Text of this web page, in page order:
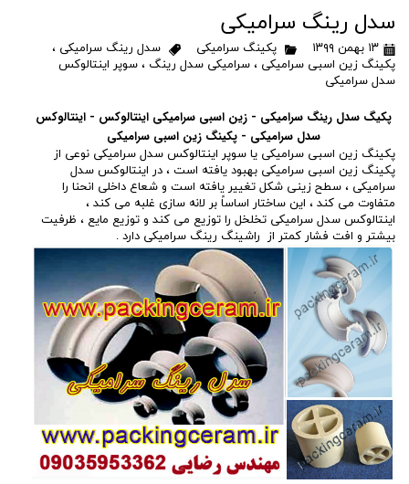
سدل رینگ سرامیکی
۱۳ بهمن ۱۳۹۹ پکینگ سرامیکی سدل رینگ سرامیکی ،
پکینگ زین اسبی سرامیکی ، سرامیکی سدل رینگ ، سوپر اینتالوکس
سدل سرامیکی
پکیگ سدل رینگ سرامیکی - زین اسبی سرامیکی اینتالوکس - اینتالوکس
سدل سرامیکی - پکینگ زین اسبی سرامیکی
پکینگ زین اسبی سرامیکی یا سوپر اینتالوکس سدل سرامیکی نوعی از
پکینگ زین اسبی سرامیکی بهبود یافته است ، در اینتالوکس سدل
سرامیکی ، سطح زینی شکل تغییر یافته است و شعاع داخلی انحنا را
متفاوت می کند ، این ساختار اساساً بر لانه سازی غلبه می کند ،
اینتالوکس سدل سرامیکی تخلخل را توزیع می کند و توزیع مایع ، ظرفیت
بیشتر و افت فشار کمتر از راشینگ رینگ سرامیکی دارد .